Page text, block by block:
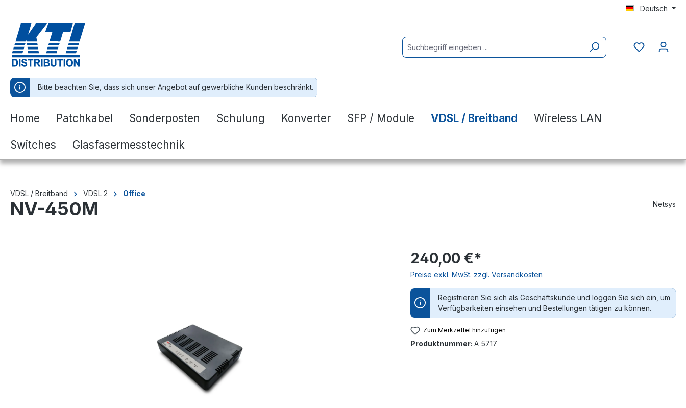
Deutsch
Bitte beachten Sie, dass sich unser Angebot auf gewerbliche Kunden beschränkt.
Home Patchkabel Sonderposten Schulung Konverter SFP / Module VDSL / Breitband Wireless LAN
Switches Glasfasermesstechnik
VDSL / Breitband VDSL 2 Office
NV-450M Netsys
240,00 €*
Preise exkl. MwSt. zzgl. Versandkosten
Registrieren Sie sich als Geschäftskunde und loggen Sie sich ein, um
Verfügbarkeiten einsehen und Bestellungen tätigen zu können.
Zum Merkzettel hinzufügen
Produktnummer: A 5717